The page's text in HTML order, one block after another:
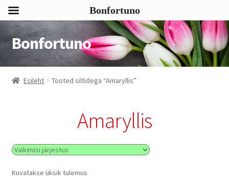
Liigu
navigeerimisele
Liigu
sisu
juurde
Bonfortuno
Esileht Tooted siltidega “Amaryllis”
Amaryllis
Kuvatakse üksik tulemus
Bonfortuno